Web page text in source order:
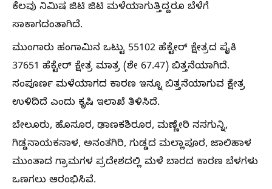
ಕೆಲವು ನಿಮಿಷ ಜಿಟಿ ಜಿಟಿ ಮಳೆಯಾಗುತ್ತಿದ್ದರೂ ಬೆಳೆಗೆ
ಸಾಕಾಗದಂತಾಗಿದೆ.
ಮುಂಗಾರು ಹಂಗಾಮಿನ ಒಟ್ಟು 55102 ಹೆಕ್ಟೇರ್ ಕ್ಷೇತ್ರದ ಪೈಕಿ
37651 ಹೆಕ್ಟೇರ್ ಕ್ಷೇತ್ರ ಮಾತ್ರ (ಶೇ 67.47) ಬಿತ್ತನೆಯಾಗಿದೆ.
ಸಂಪೂರ್ಣ ಮಳೆಯಾಗದ ಕಾರಣ ಇನ್ನೂ ಬಿತ್ತನೆಯಾಗುವ ಕ್ಷೇತ್ರ
ಉಳಿದಿದೆ ಎಂದು ಕೃಷಿ ಇಲಾಖೆ ತಿಳಿಸಿದೆ.
ಬೇಲೂರು, ಹೊಸೂರ, ಢಾಣಕಶಿರೂರ, ಮಣ್ಣೇರಿ ನಸಗುನ್ನಿ,
ಗಿಡ್ಡನಾಯಕನಾಳ, ಅನಂತಗಿರಿ, ಗುಡ್ಡದ ಮಲ್ಲಾಪೂರ, ಜಾಲಿಹಾಳ
ಮುಂತಾದ ಗ್ರಾಮಗಳ ಪ್ರದೇಶದಲ್ಲಿ ಮಳೆ ಬಾರದ ಕಾರಣ ಬೆಳಗಳು
ಒಣಗಲು ಆರಂಭಿಸಿವೆ.